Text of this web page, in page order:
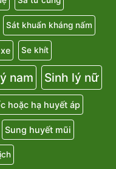
Sa tử cung
Sát khuẩn kháng nấm
Se khít
nam Sinh lý nữ
hoặc hạ huyết áp
Sung huyết mũi